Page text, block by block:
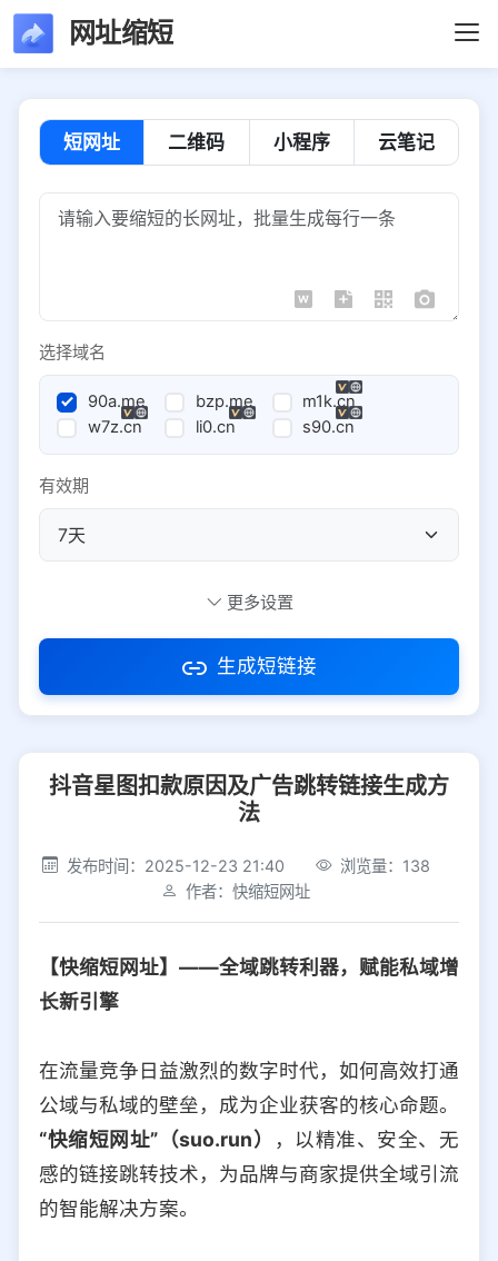
网址缩短
短网址 二维码 小程序 云笔记
选择域名
90a.me bzp.me
m1k.cn
w7z.cn
li0.cn s90.cn
有效期
访问密码
社交平台 电商平台
选择防红平台类型，避免链接被拦截
平台设置
iOS Android PC 其他
选择允许访问的平台类型
更多设置
生成短链接
抖音星图扣款原因及广告跳转链接生成方
法
发布时间：2025-12-23 21:40
浏览量：138
作者：快缩短网址
【快缩短网址】——全域跳转利器，赋能私域增
长新引擎
在流量竞争日益激烈的数字时代，如何高效打通
公域与私域的壁垒，成为企业获客的核心命题。
“快缩短网址”（suo.run）
，以精准、安全、无
感的链接跳转技术，为品牌与商家提供全域引流
的智能解决方案。